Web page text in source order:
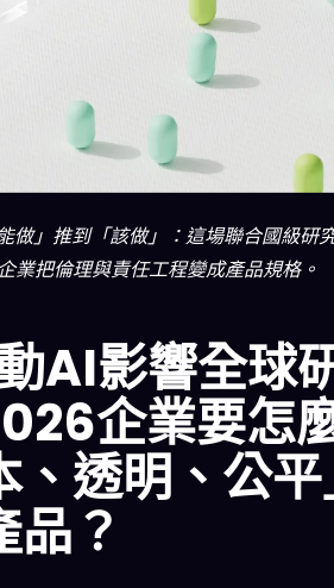
做」推到「該做」：這場聯合國級研
業把倫理與責任工程變成產品規格。
AI影響全球
企業要怎
、透明、公
品？